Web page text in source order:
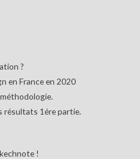
?
en France en 2020
résultats 1ére partie.
!